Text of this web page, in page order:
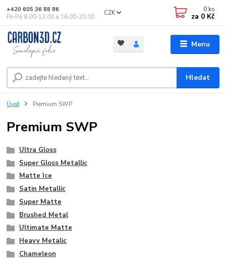
Menu
CZK
Hledat
+420 605 36 88 86
Po-Pá 9.00-12.00 a 16.00-20.00
0 ks
za 0 Kč
Úvod Premium SWP
Premium SWP
Ultra Gloss
Super Gloss Metallic
Matte Ice
Satin Metallic
Super Matte
Brushed Metal
Ultimate Matte
Heavy Metalic
Chameleon